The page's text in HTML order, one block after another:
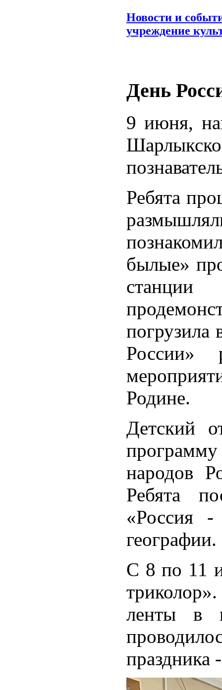
Новости и
учреждение
День
9 июня,
Ребята
былые»
станции
погрузила
России»
Родине.
Детский
народов
Ребята
«Россия
С 8 по 11
ленты в
праздника